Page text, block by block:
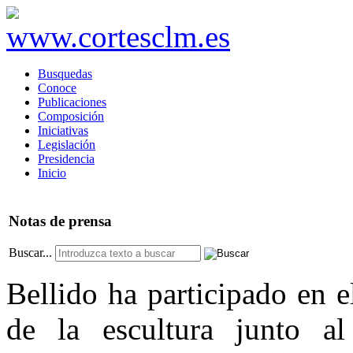
Busquedas
Conoce
Publicaciones
Composición
Iniciativas
Legislación
Presidencia
Inicio
Notas de prensa
Buscar...
Bellido ha participado en
de la escultura junto